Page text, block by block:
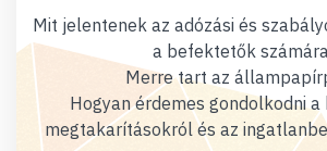
Mit jelentenek az adózási és
a befektetők
Merre tart az
Hogyan érdemes gondolkodni a
megtakarításokról és az